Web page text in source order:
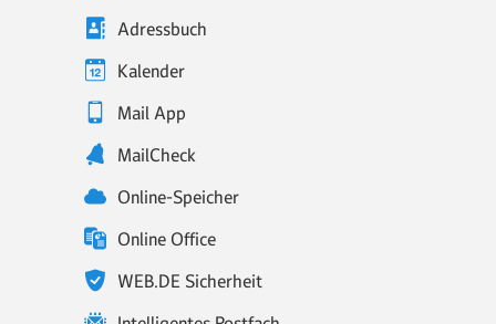
Adressbuch
Kalender
Mail App
MailCheck
Online-Speicher
Online Office
WEB.DE Sicherheit